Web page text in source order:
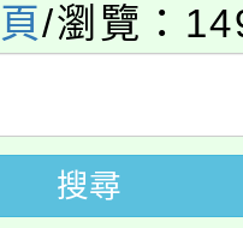
參加。
查程序及
培育課程
學年度第
甄選結果(
保險知識
年度學生
/瀏覽：
搜尋